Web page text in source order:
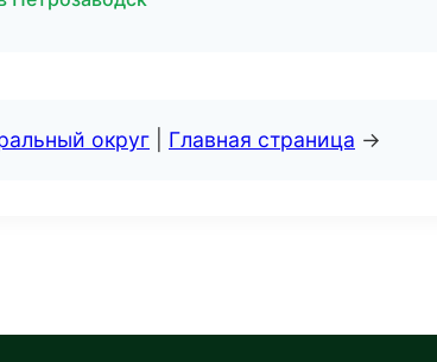
округ Главная страница →